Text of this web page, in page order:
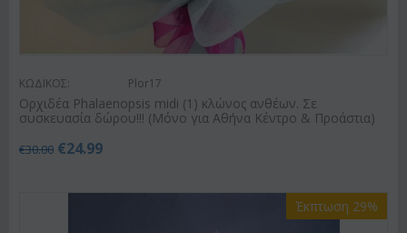
ΚΩΔΙΚΟΣ: Plor17
Ορχιδέα Phalaenopsis midi (1) κλώνος ανθέων. Σε
συσκευασία δώρου!!! (Μόνο για Αθήνα Κέντρο & Προάστια)
€30.00 €24.99
Έκπτωση 29%